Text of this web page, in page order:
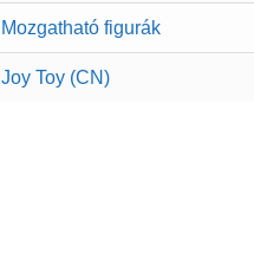
Mozgatható figurák
Joy Toy (CN)